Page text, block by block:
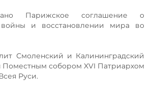
Парижское соглашение о
и восстановлении мира во
Смоленский и Калининградский
Поместным собором XVI Патриархом
Руси.